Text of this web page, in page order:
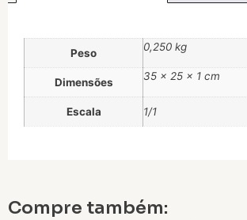
Peso 0,250 kg
Dimensões 35 × 25 × 1 cm
Escala 1/1
Compre também: